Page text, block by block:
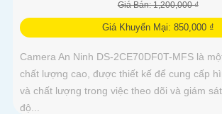
Giá Bán: 1,200,000 ₫
Giá Khuyến Mại: 850,000 ₫
Camera An Ninh DS-2CE70DF0T-MFS là
chất lượng cao, được thiết kế để cung cấp
và chất lượng trong việc theo dõi và giám
độ...